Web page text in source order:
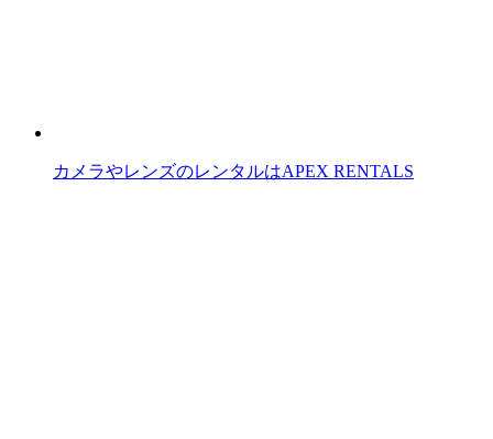
カメラやレンズのレンタルはAPEX RENTALS